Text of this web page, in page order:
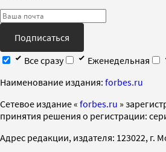
Подписаться
Все сразу
Еженедельная
Наименование издания: forbes.ru
Cетевое издание « forbes.ru »
принятия решения о регистрации:
Адрес редакции, издателя: 123022, г.